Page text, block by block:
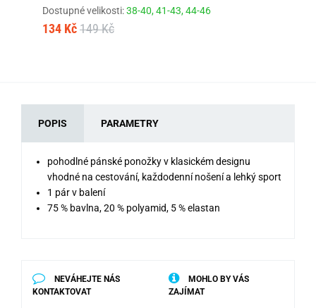
Dostupné velikosti:38-40,41-43,44-46
134 Kč 149 Kč
POPIS PARAMETRY
pohodlné pánské ponožky v klasickém designu
vhodné na cestování, každodenní nošení a lehký sport
1 pár v balení
75 % bavlna, 20 % polyamid, 5 % elastan
NEVÁHEJTE NÁS
KONTAKTOVAT
MOHLO BY VÁS
ZAJÍMAT